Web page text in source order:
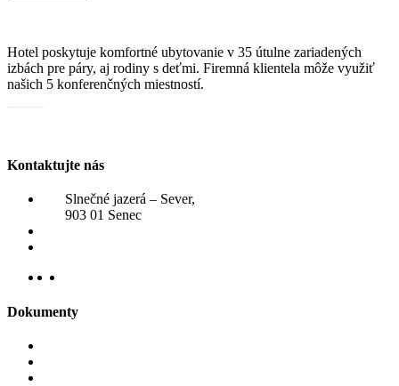
Hotel poskytuje komfortné ubytovanie v 35 útulne zariadených
izbách pre páry, aj rodiny s deťmi. Firemná klientela môže využiť
našich 5 konferenčných miestností.
Kontaktujte nás
Slnečné jazerá – Sever,
903 01 Senec
Dokumenty